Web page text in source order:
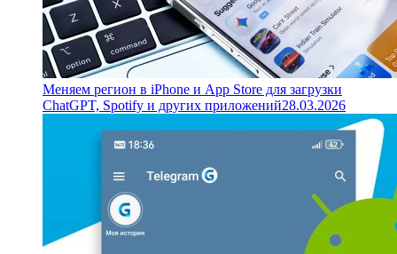
Меняем регион в iPhone и App Store для загрузки
ChatGPT, Spotify и других приложений28.03.2026